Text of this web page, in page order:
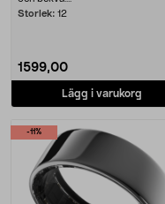
Storlek: 12
1599,00
Lägg i varukorg
-11%